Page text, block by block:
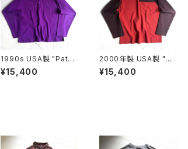
1990s USA製 "Patag
onia" MICRO D-LUX
E pullover
¥15,400
2000年製 USA製 "Pa
tagonia" Micro D lu
xe fleece pullover
¥15,400